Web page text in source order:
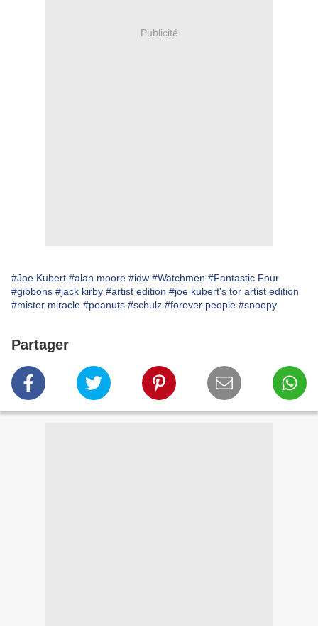
Publicité
#Joe Kubert #alan moore #idw #Watchmen #Fantastic Four
#gibbons #jack kirby #artist edition #joe kubert's tor artist edition
#mister miracle #peanuts #schulz #forever people #snoopy
Partager